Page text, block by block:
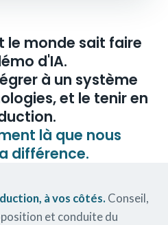
le monde sait faire
d'IA.
à un système
et le tenir en
là que nous
différence.
à vos côtés. Conseil,
et conduite du